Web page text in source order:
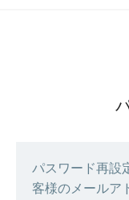
パスワード再設
客様のメールア